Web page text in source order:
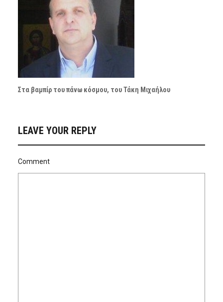
Στα βαμπίρ του πάνω κόσμου, του Τάκη Μιχαήλου
LEAVE YOUR REPLY
Comment